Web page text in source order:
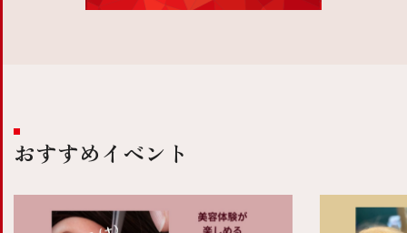
おすすめイベント